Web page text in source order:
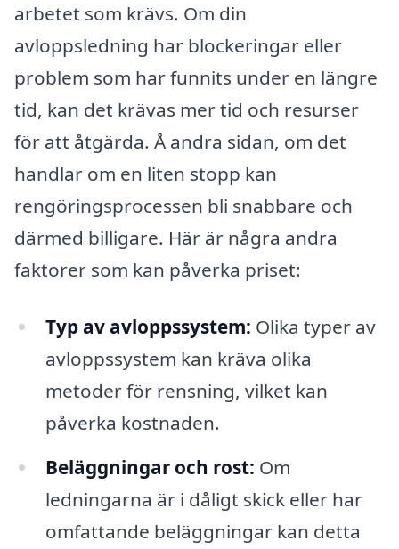
arbetet som krävs. Om din
avloppsledning har blockeringar eller
problem som har funnits under en längre
tid, kan det krävas mer tid och resurser
för att åtgärda. Å andra sidan, om det
handlar om en liten stopp kan
rengöringsprocessen bli snabbare och
därmed billigare. Här är några andra
faktorer som kan påverka priset:
Typ av avloppssystem: Olika typer av
avloppssystem kan kräva olika
metoder för rensning, vilket kan
påverka kostnaden.
Beläggningar och rost: Om
ledningarna är i dåligt skick eller har
omfattande beläggningar kan detta